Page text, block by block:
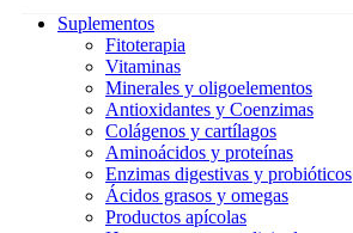
Suplementos
Fitoterapia
Vitaminas
Minerales y oligoelementos
Antioxidantes y Coenzimas
Colágenos y cartílagos
Aminoácidos y proteínas
Enzimas digestivas y probióticos
Ácidos grasos y omegas
Productos apícolas